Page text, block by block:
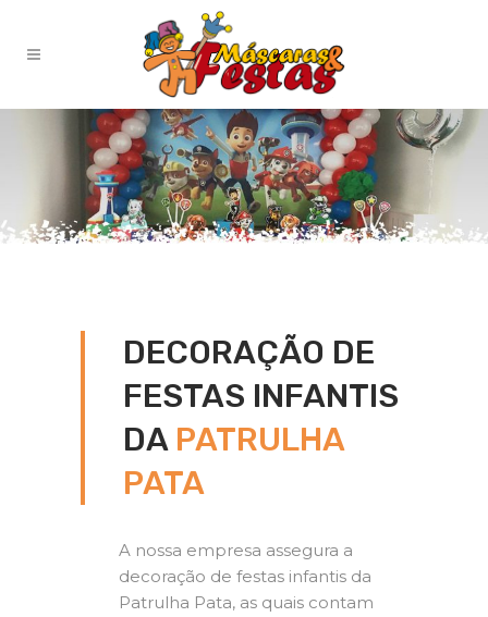
DECORAÇÃO DE
FESTAS INFANTIS
DA PATRULHA
PATA
A nossa empresa assegura a
decoração de festas infantis da
Patrulha Pata, as quais contam